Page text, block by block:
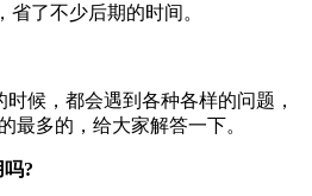
省了不少后期的时间。
候，都会遇到各种各样的问题，
最多的，给大家解答一下。
?